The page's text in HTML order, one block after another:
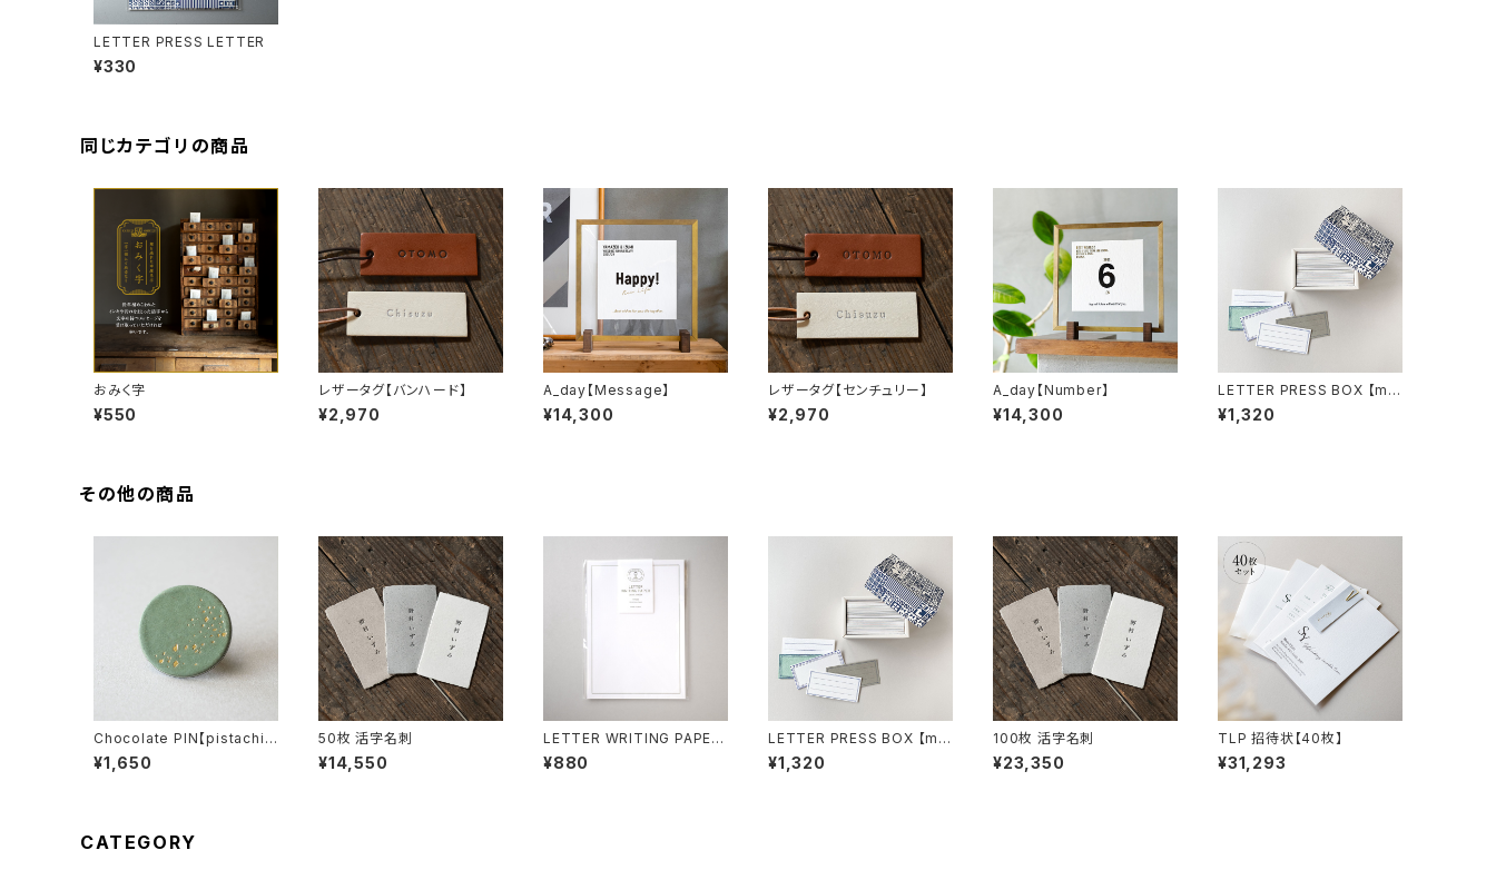
LETTER PRESS LETTER
¥330
同じカテゴリの商品
おみく字
¥550
レザータグ【バンハード】
¥2,970
A_day【Message】
¥14,300
レザータグ【センチュリー】
¥2,970
A_day【Number】
¥14,300
LETTER PRESS BOX 【me
ssage card】
¥1,320
その他の商品
Chocolate PIN【pistachi
o】
¥1,650
50枚 活字名刺
¥14,550
LETTER WRITING PAPER
（便箋のみ）
¥880
LETTER PRESS BOX 【me
ssage card】
¥1,320
100枚 活字名刺
¥23,350
TLP 招待状【40枚】
¥31,293
CATEGORY